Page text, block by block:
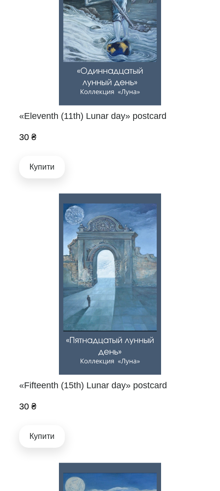
«Eleventh (11th) Lunar day» postcard
30 ₴
Купити
«Fifteenth (15th) Lunar day» postcard
30 ₴
Купити